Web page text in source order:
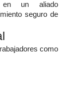
en un aliado
seguro de
como